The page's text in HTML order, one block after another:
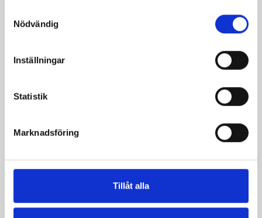
Nödvändig
Inställningar
Statistik
Marknadsföring
Tillåt alla
mjölk
Vi kan stolt konstatera att vår laktosfria Mellanmjölk
är bäst i smaktest när norrlänningarna sagt sitt. Fler än